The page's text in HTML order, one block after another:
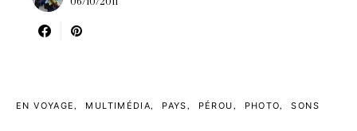
EN VOYAGE MULTIMÉDIA PAYS PÉROU PHOTO SONS